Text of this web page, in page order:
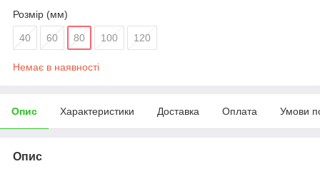
Розмір (мм)
40 60 80 100 120
Немає в наявності
Опис Характеристики Доставка Оплата Умови
Опис